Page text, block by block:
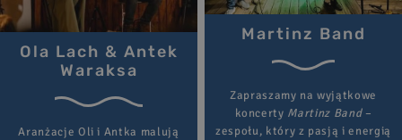
Martinz Band
Zapraszamy na wyjątkowe
koncerty Martinz Band–
zespołu, który z pasją i energią
Ola Lach & Antek
Waraksa
Aranżacje Oli i Antka malują